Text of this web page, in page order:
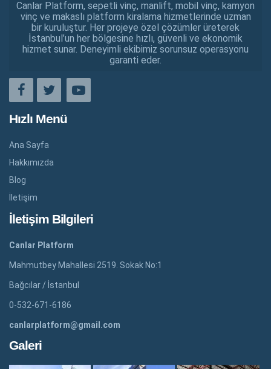
Canlar Platform, sepetli vinç, manlift, mobil vinç, kamyon
vinç ve makaslı platform kiralama hizmetlerinde uzman
bir kuruluştur. Her projeye özel çözümler üreterek
İstanbul’un her bölgesine hızlı, güvenli ve ekonomik
hizmet sunar. Deneyimli ekibimiz sorunsuz operasyonu
garanti eder.
Hızlı Menü
Ana Sayfa
Hakkımızda
Blog
İletişim
İletişim Bilgileri
Canlar Platform
Mahmutbey Mahallesi 2519. Sokak No:1
Bağcılar / İstanbul
0-532-671-6186
canlarplatform@gmail.com
Galeri